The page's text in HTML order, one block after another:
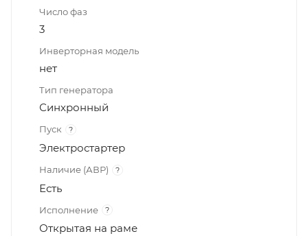
Число фаз
3
Инверторная модель
нет
Тип генератора
Синхронный
Пуск ?
Электростартер
Наличие (АВР) ?
Есть
Исполнение ?
Открытая на раме